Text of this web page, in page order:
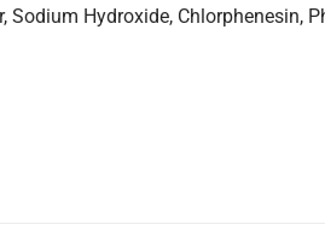
Hydroxide, Chlorphenesin,